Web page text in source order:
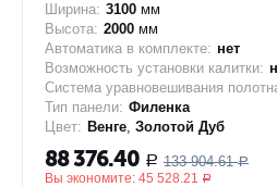
Ширина: 3100 мм
Высота: 2000 мм
Автоматика в комплекте: нет
Возможность установки калитки:
Система уравновешивания
Тип панели: Филенка
Цвет: Венге, Золотой Дуб
88 376.40 Р 133 904.61 Р
Вы экономите: 45 528.21 Р